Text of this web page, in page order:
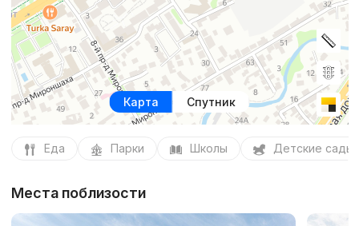
Карта Спутник
Еда Парки Школы Детские сады
Места поблизости